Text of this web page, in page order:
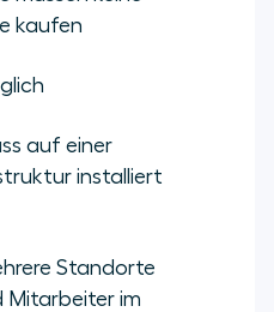
kaufen
auf einer
installiert
Standorte
Mitarbeiter im